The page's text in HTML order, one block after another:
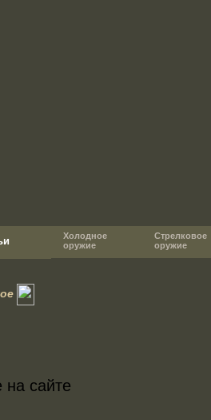
Холодное
оружие
Стрелковое
оружие
на сайте